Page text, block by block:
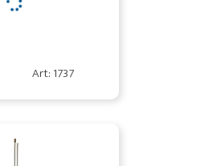
Art: 1737